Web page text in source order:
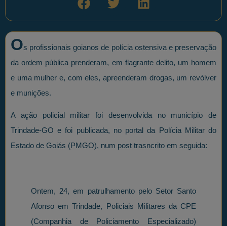
Os profissionais goianos de polícia ostensiva e preservação
da ordem pública prenderam, em flagrante delito, um homem
e uma mulher e, com eles, apreenderam drogas, um revólver
e munições.
A ação policial militar foi desenvolvida no município de
Trindade-GO e foi publicada, no portal da Polícia Militar do
Estado de Goiás (PMGO), num post trasncrito em seguida:
Ontem, 24, em patrulhamento pelo Setor Santo
Afonso em Trindade, Policiais Militares da CPE
(Companhia de Policiamento Especializado)